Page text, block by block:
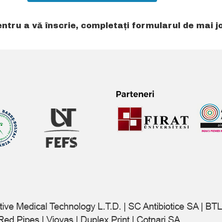
a vă înscrie, completați formularul de mai